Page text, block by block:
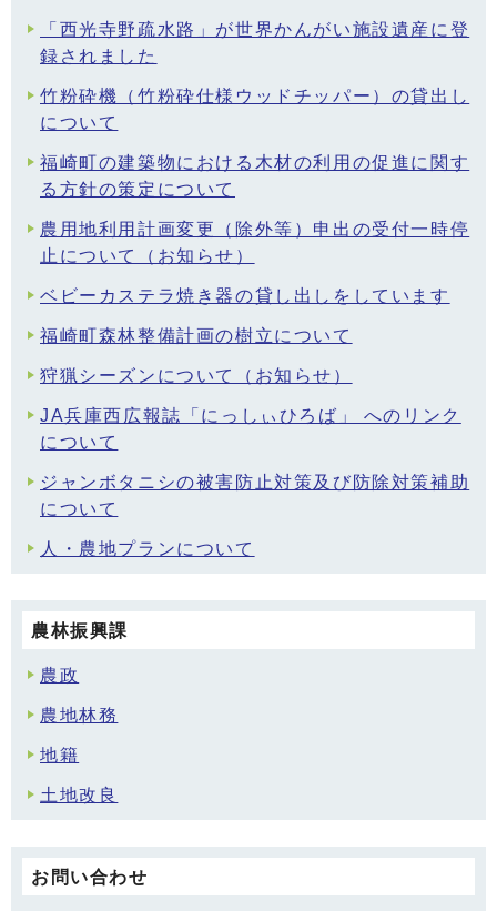
「西光寺野疏水路」が世界かんがい施設遺産に登
録されました
竹粉砕機（竹粉砕仕様ウッドチッパー）の貸出し
について
福崎町の建築物における木材の利用の促進に関す
る方針の策定について
農用地利用計画変更（除外等）申出の受付一時停
止について（お知らせ）
ベビーカステラ焼き器の貸し出しをしています
福崎町森林整備計画の樹立について
狩猟シーズンについて（お知らせ）
JA兵庫西広報誌「にっしぃひろば」 へのリンク
について
ジャンボタニシの被害防止対策及び防除対策補助
について
人・農地プランについて
農林振興課
農政
農地林務
地籍
土地改良
お問い合わせ